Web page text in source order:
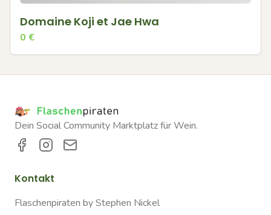
Domaine Koji et Jae Hwa
0 €
Dein Social Community Marktplatz für Wein.
Kontakt
Flaschenpiraten by Stephen Nickel